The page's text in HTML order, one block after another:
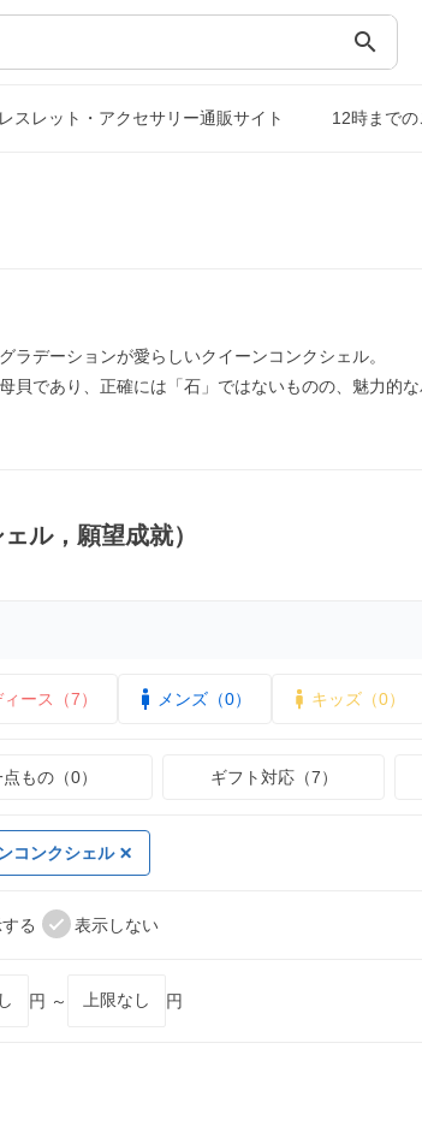
search
スレット・アクセサリー通販サイト 12時まで
ラデーションが愛らしいクイーンコンクシェル。
貝であり、正確には「石」ではないものの、魅力的
ル，願望成就）
ース（7） メンズ（0） キッズ（0）
もの（0） ギフト対応（7）
コンクシェル
る 表示しない
円 ～ 円